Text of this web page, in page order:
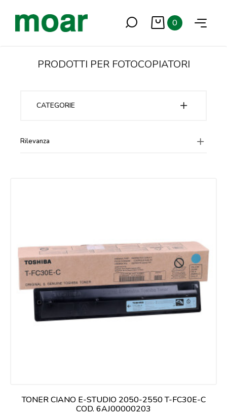
0
PRODOTTI PER FOTOCOPIATORI
CATEGORIE
Rilevanza
TONER CIANO E-STUDIO 2050-2550 T-FC30E-C
COD. 6AJ00000203